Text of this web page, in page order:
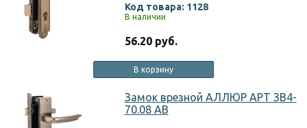
Код товара: 1128
В наличии
56.20 руб.
В корзину
Замок врезной АЛЛЮР АРТ ЗВ4-
70.08 AB